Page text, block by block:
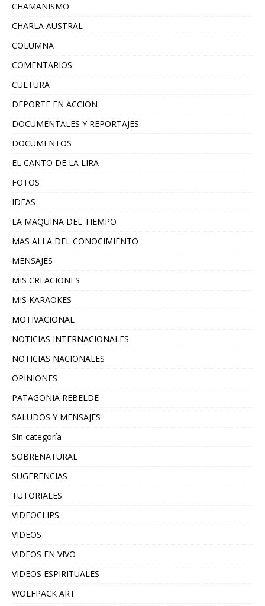
CHAMANISMO
CHARLA AUSTRAL
COLUMNA
COMENTARIOS
CULTURA
DEPORTE EN ACCION
DOCUMENTALES Y REPORTAJES
DOCUMENTOS
EL CANTO DE LA LIRA
FOTOS
IDEAS
LA MAQUINA DEL TIEMPO
MAS ALLA DEL CONOCIMIENTO
MENSAJES
MIS CREACIONES
MIS KARAOKES
MOTIVACIONAL
NOTICIAS INTERNACIONALES
NOTICIAS NACIONALES
OPINIONES
PATAGONIA REBELDE
SALUDOS Y MENSAJES
Sin categoría
SOBRENATURAL
SUGERENCIAS
TUTORIALES
VIDEOCLIPS
VIDEOS
VIDEOS EN VIVO
VIDEOS ESPIRITUALES
WOLFPACK ART